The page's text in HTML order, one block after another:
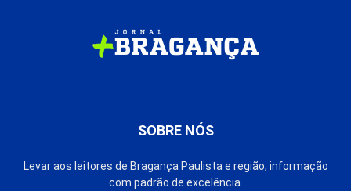
SOBRE NÓS
Levar aos leitores de Bragança Paulista e região, informação
com padrão de excelência.